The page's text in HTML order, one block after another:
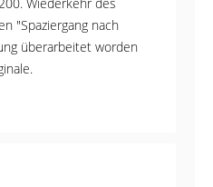
"Spaziergang nach
überarbeitet worden